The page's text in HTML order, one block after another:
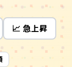
📈 急上昇